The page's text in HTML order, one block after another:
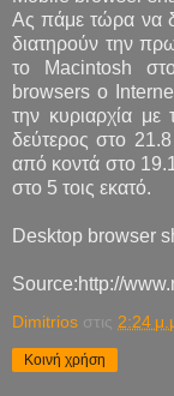
Ας πάμε τώρα να
διατηρούν την
το Macintosh
browsers o
την κυριαρχία
δεύτερος στο
από κοντά στο
στο 5 τοις εκατό.
Desktop browser
Source:http://
Dimitrios στις 2:24
Κοινή χρήση